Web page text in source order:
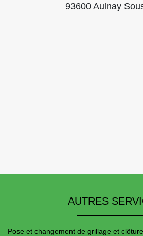
93600 Aulnay
AUTRES
Pose et changement de grillage et